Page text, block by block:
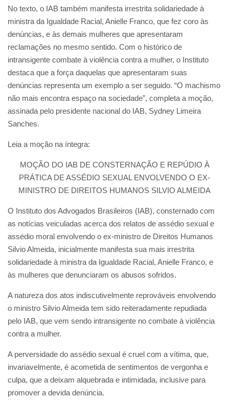
No texto, o IAB também manifesta irrestrita solidariedade à
ministra da Igualdade Racial, Anielle Franco, que fez coro às
denúncias, e às demais mulheres que apresentaram
reclamações no mesmo sentido. Com o histórico de
intransigente combate à violência contra a mulher, o Instituto
destaca que a força daquelas que apresentaram suas
denúncias representa um exemplo a ser seguido. “O machismo
não mais encontra espaço na sociedade”, completa a moção,
assinada pelo presidente nacional do IAB, Sydney Limeira
Sanches.
Leia a moção na íntegra:
MOÇÃO DO IAB DE CONSTERNAÇÃO E REPÚDIO À
PRÁTICA DE ASSÉDIO SEXUAL ENVOLVENDO O EX-
MINISTRO DE DIREITOS HUMANOS SILVIO ALMEIDA
O Instituto dos Advogados Brasileiros (IAB), consternado com
as notícias veiculadas acerca dos relatos de assédio sexual e
assédio moral envolvendo o ex-ministro de Direitos Humanos
Silvio Almeida, inicialmente manifesta sua mais irrestrita
solidariedade à ministra da Igualdade Racial, Anielle Franco, e
às mulheres que denunciaram os abusos sofridos.
A natureza dos atos indiscutivelmente reprováveis envolvendo
o ministro Silvio Almeida tem sido reiteradamente repudiada
pelo IAB, que vem sendo intransigente no combate à violência
contra a mulher.
A perversidade do assédio sexual é cruel com a vítima, que,
invariavelmente, é acometida de sentimentos de vergonha e
culpa, que a deixam alquebrada e intimidada, inclusive para
promover a devida denúncia.